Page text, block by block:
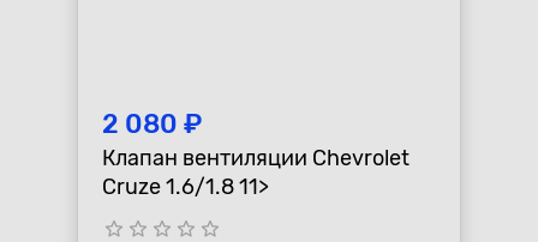
2 080 ₽
Клапан вентиляции Chevrolet
Cruze 1.6/1.8 11>
star_border star_border star_border star_border star_border